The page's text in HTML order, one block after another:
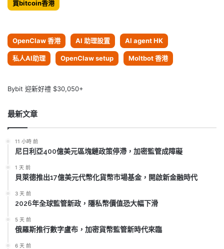
買bitcoin香港
OpenClaw 香港 AI 助理設置 AI agent HK
私人AI助理 OpenClaw setup Moltbot 香港
Bybit 迎新好禮 $30,050+
最新文章
11 小時 前
尼日利亞400億美元區塊鏈政策停滯，加密監管成障礙
1 天 前
貝萊德推出17億美元代幣化貨幣市場基金，開啟新金融時代
3 天 前
2026年全球監管新政，隱私幣價值恐大幅下滑
5 天 前
俄羅斯推行數字盧布，加密貨幣監管新時代來臨
6 天 前